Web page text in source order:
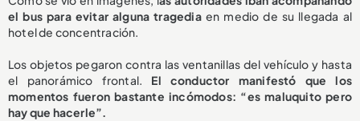
el bus para evitar alguna tragediaen medio de su llegada al
hotel de concentración.
Los objetos pegaron contra las ventanillas del vehículo y hasta
el panorámico frontal. El conductor manifestó que los
momentos fueron bastante incómodos: “es maluquito pero
hay que hacerle”.